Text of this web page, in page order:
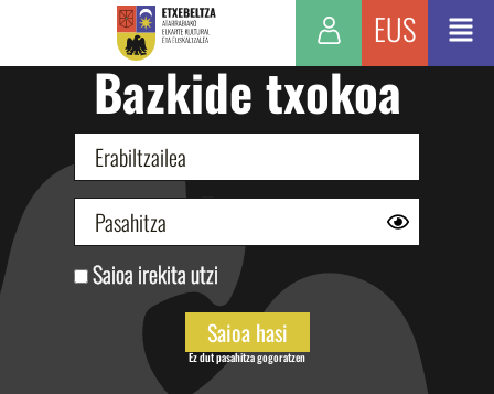
EUS
Bazkide txokoa
Saioa irekita utzi
Ez dut pasahitza gogoratzen